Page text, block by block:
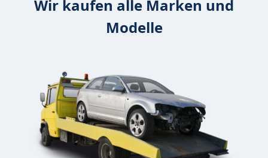
Wir kaufen alle Marken und
Modelle